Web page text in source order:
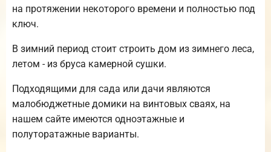
на протяжении некоторого времени и полностью под
ключ.
В зимний период стоит строить дом из зимнего леса,
летом - из бруса камерной сушки.
Подходящими для сада или дачи являются
малобюджетные домики на винтовых сваях, на
нашем сайте имеются одноэтажные и
полуторатажные варианты.